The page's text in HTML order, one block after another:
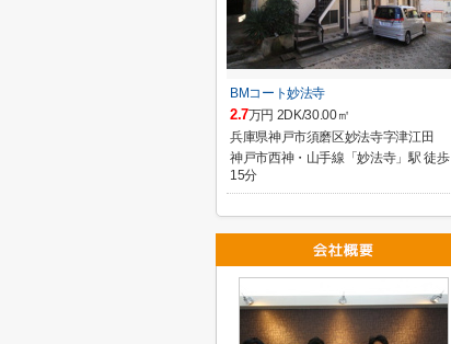
BMコート妙法寺
2.7万円 2DK/30.00㎡
兵庫県神戸市須磨区妙法寺字津江田
神戸市西神・山手線「妙法寺」駅 徒歩
15分